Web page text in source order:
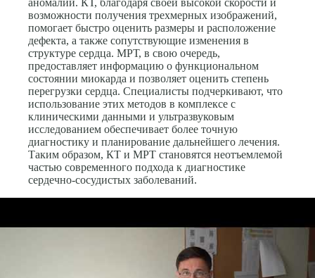
аномалий. КТ, благодаря своей высокой скорости и
возможности получения трехмерных изображений,
помогает быстро оценить размеры и расположение
дефекта, а также сопутствующие изменения в
структуре сердца. МРТ, в свою очередь,
предоставляет информацию о функциональном
состоянии миокарда и позволяет оценить степень
перегрузки сердца. Специалисты подчеркивают, что
использование этих методов в комплексе с
клиническими данными и ультразвуковым
исследованием обеспечивает более точную
диагностику и планирование дальнейшего лечения.
Таким образом, КТ и МРТ становятся неотъемлемой
частью современного подхода к диагностике
сердечно-сосудистых заболеваний.